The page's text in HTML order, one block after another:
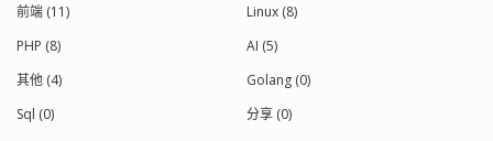
前端 (11)
Linux (8)
PHP (8)
AI (5)
其他 (4)
Golang (0)
Sql (0)
分享 (0)